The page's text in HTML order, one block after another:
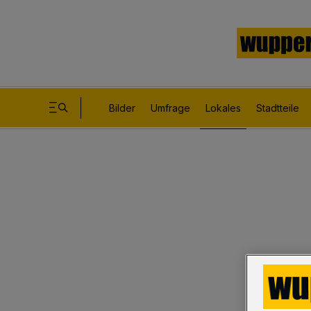
Bilder Umfrage Lokales Stadtteile